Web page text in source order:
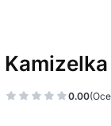
0.00